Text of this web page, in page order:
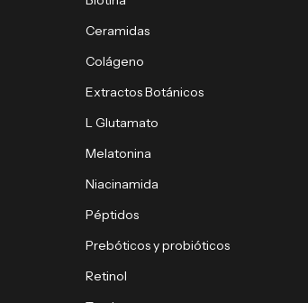
Ceramidas
Colágeno
Extractos Botánicos
L Glutamato
Melatonina
Niacinamida
Péptidos
Prebóticos y probióticos
Retinol